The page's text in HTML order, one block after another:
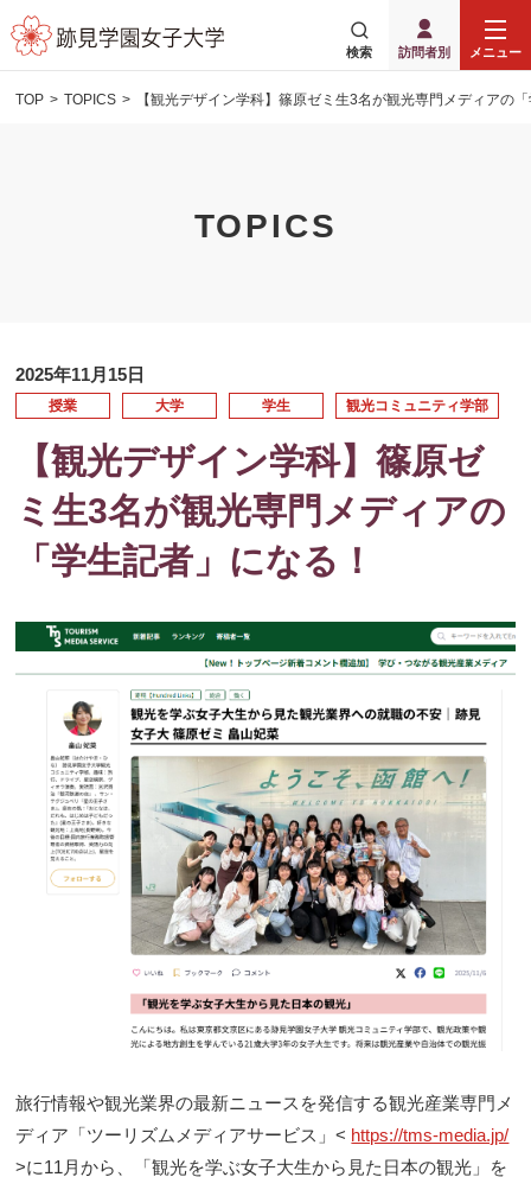
検索 訪問者別 メニュー
TOP TOPICS 【観光デザイン学科】篠原ゼミ生3名が観光専門メディアの
TOPICS
2025年11月15日
授業 大学 学生 観光コミュニティ学部
【観光デザイン学科】篠原ゼ
ミ生3名が観光専門メディアの
「学生記者」になる！
旅行情報や観光業界の最新ニュースを発信する観光産業専門メ
ディア「ツーリズムメディアサービス」< https://tms-media.jp/
>に11月から、「観光を学ぶ女子大生から見た日本の観光」を